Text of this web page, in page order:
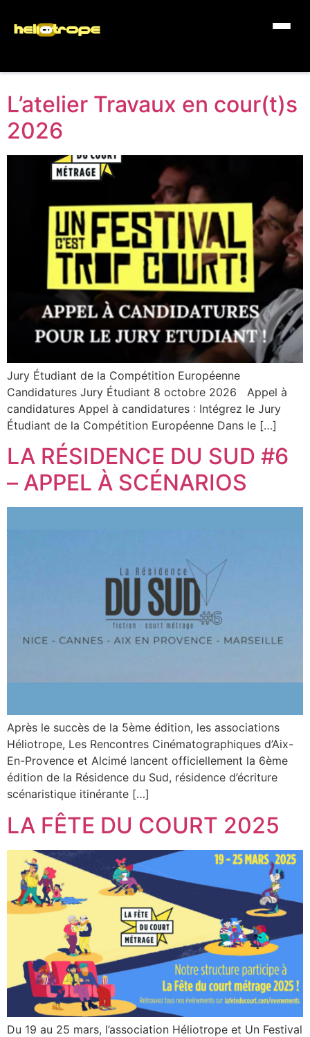
L’atelier Travaux en cour(t)s
2026
Jury Étudiant de la Compétition Européenne
Candidatures Jury Étudiant 8 octobre 2026 Appel à
candidatures Appel à candidatures : Intégrez le Jury
Étudiant de la Compétition Européenne Dans le […]
LA RÉSIDENCE DU SUD #6
– APPEL À SCÉNARIOS
Après le succès de la 5ème édition, les associations
Héliotrope, Les Rencontres Cinématographiques d’Aix-
En-Provence et Alcimé lancent officiellement la 6ème
édition de la Résidence du Sud, résidence d’écriture
scénaristique itinérante […]
LA FÊTE DU COURT 2025
Du 19 au 25 mars, l’association Héliotrope et Un Festival